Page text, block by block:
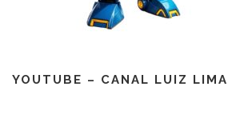
YOUTUBE – CANAL LUIZ LIMA